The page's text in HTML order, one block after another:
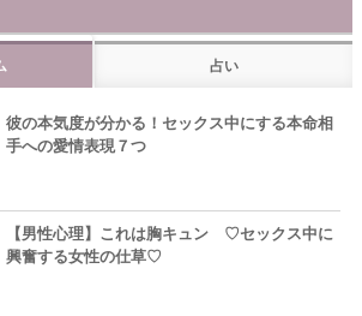
占い
彼の本気度が分かる！セックス中にする本命相
手への愛情表現７つ
【男性心理】これは胸キュン ♡セックス中に
興奮する女性の仕草♡